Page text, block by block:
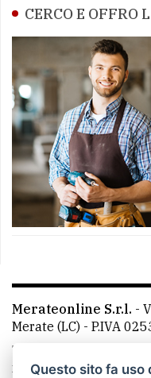
CERCO E OFFRO
Merateonline S.r.l. -
Merate (LC) - P.IVA
Telefono:
mail:Questo sito fa uso